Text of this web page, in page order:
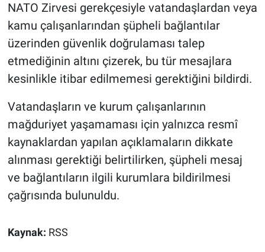
NATO Zirvesi gerekçesiyle vatandaşlardan veya
kamu çalışanlarından şüpheli bağlantılar
üzerinden güvenlik doğrulaması talep
etmediğinin altını çizerek, bu tür mesajlara
kesinlikle itibar edilmemesi gerektiğini bildirdi.
Vatandaşların ve kurum çalışanlarının
mağduriyet yaşamaması için yalnızca resmî
kaynaklardan yapılan açıklamaların dikkate
alınması gerektiği belirtilirken, şüpheli mesaj
ve bağlantıların ilgili kurumlara bildirilmesi
çağrısında bulunuldu.
Kaynak: RSS